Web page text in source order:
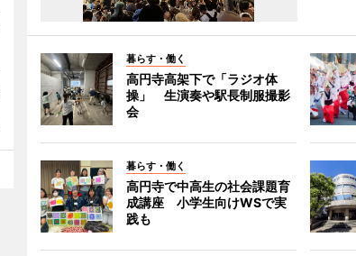
暮らす・働く
高円寺高架下で「ラジオ体
操」 生演奏や駅長制服撮影
会
暮らす・働く
高円寺で中高生の社会課題育
成講座 小学生向けWSで実
践も